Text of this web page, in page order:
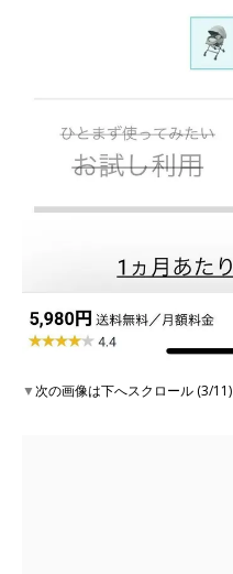
▼次の画像は下へスクロール (3/11)